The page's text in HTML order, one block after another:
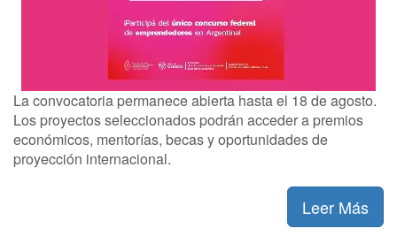
La convocatoria permanece abierta hasta el 18 de agosto.
Los proyectos seleccionados podrán acceder a premios
económicos, mentorías, becas y oportunidades de
proyección internacional.
Leer Más